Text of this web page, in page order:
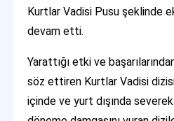
Kurtlar Vadisi Pusu şeklinde
devam etti.
Yarattığı etki ve
söz ettiren Kurtlar Vadisi
içinde ve yurt dışında